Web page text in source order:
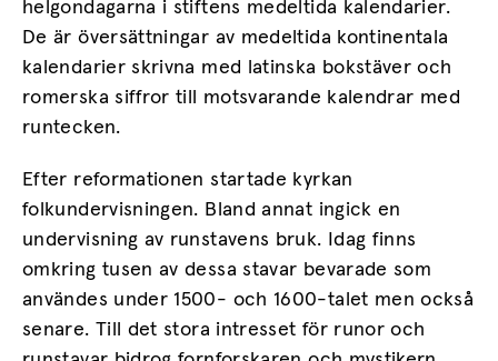
helgondagarna i stiftens medeltida kalendarier.
De är översättningar av medeltida kontinentala
kalendarier skrivna med latinska bokstäver och
romerska siffror till motsvarande kalendrar med
runtecken.
Efter reformationen startade kyrkan
folkundervisningen. Bland annat ingick en
undervisning av runstavens bruk. Idag finns
omkring tusen av dessa stavar bevarade som
användes under 1500- och 1600-talet men också
senare. Till det stora intresset för runor och